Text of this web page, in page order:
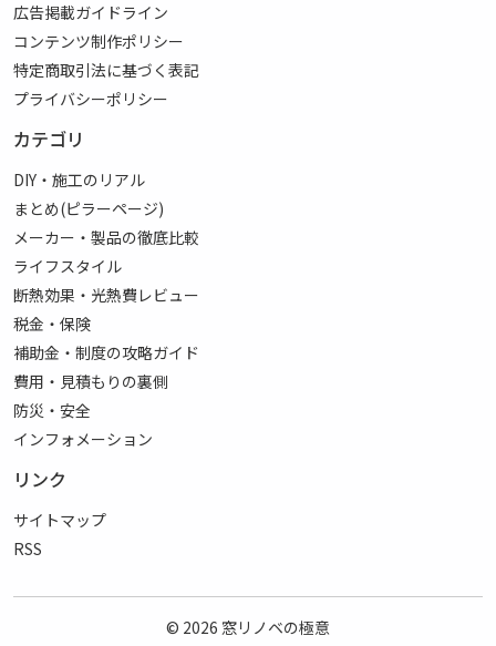
広告掲載ガイドライン
コンテンツ制作ポリシー
特定商取引法に基づく表記
プライバシーポリシー
カテゴリ
DIY・施工のリアル
まとめ(ピラーページ)
メーカー・製品の徹底比較
ライフスタイル
断熱効果・光熱費レビュー
税金・保険
補助金・制度の攻略ガイド
費用・見積もりの裏側
防災・安全
インフォメーション
リンク
サイトマップ
RSS
© 2026 窓リノベの極意